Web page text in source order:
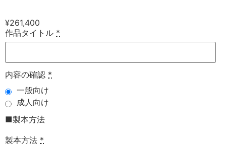
¥261,400
作品タイトル *
内容の確認 *
一般向け
成人向け
■製本方法
製本方法 *